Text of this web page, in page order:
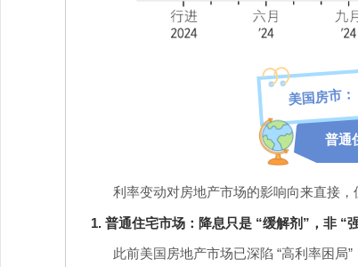
美国房市：
普通
利率变动对房地产市场的影响向来直接，
1. 普通住宅市场：降息只是 “缓解剂”，非 “
此前美国房地产市场已深陷 “高利率困局